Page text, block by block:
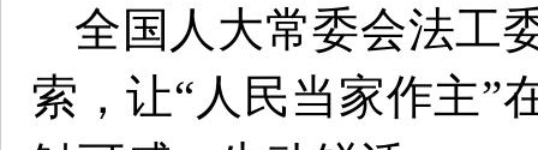
全国人大常委会法工
索，让“人民当家作主”